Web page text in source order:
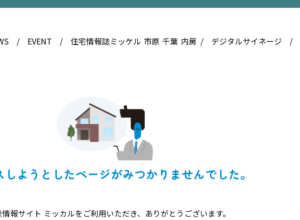
EVENT 住宅情報誌ミッケル 市原 千葉 内房 デジタルサイネージ
しようとしたページがみつかりませんでした。
報サイト ミッカルをご利用いただき、ありがとうございます。